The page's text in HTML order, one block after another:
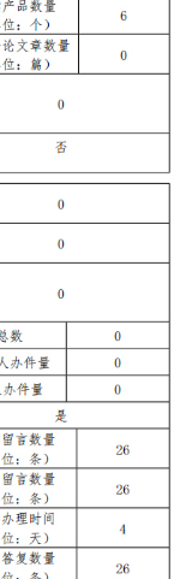
人文北京
視頻北京
日本語
РУССКИЙ ЯЗЫК
PORTUGUÊS